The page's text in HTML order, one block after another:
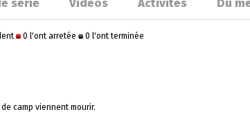
série Vidéos Activités Du
0 l'ont arretée
0 l'ont terminée
camp viennent mourir.